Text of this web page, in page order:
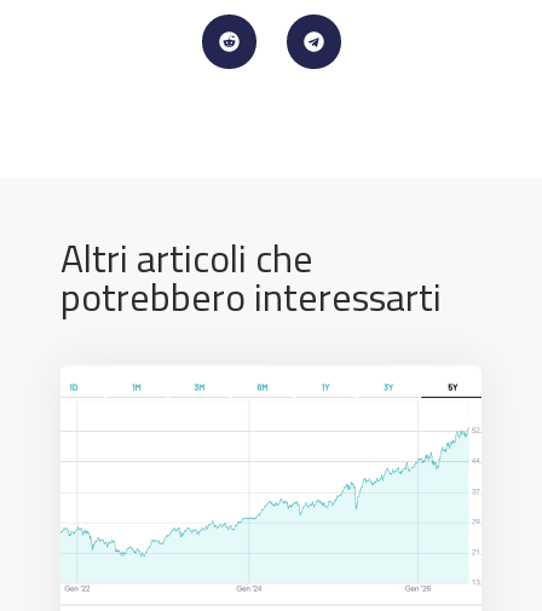
Altri articoli che
potrebbero interessarti